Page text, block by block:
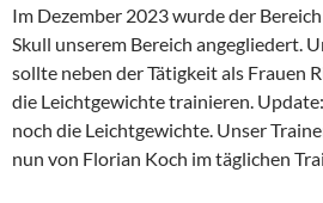
Im Dezember 2023 wurde der
Skull unserem Bereich angegliedert.
sollte neben der Tätigkeit als Frauen
die Leichtgewichte trainieren.
noch die Leichtgewichte. Unser
nun von Florian Koch im täglichen